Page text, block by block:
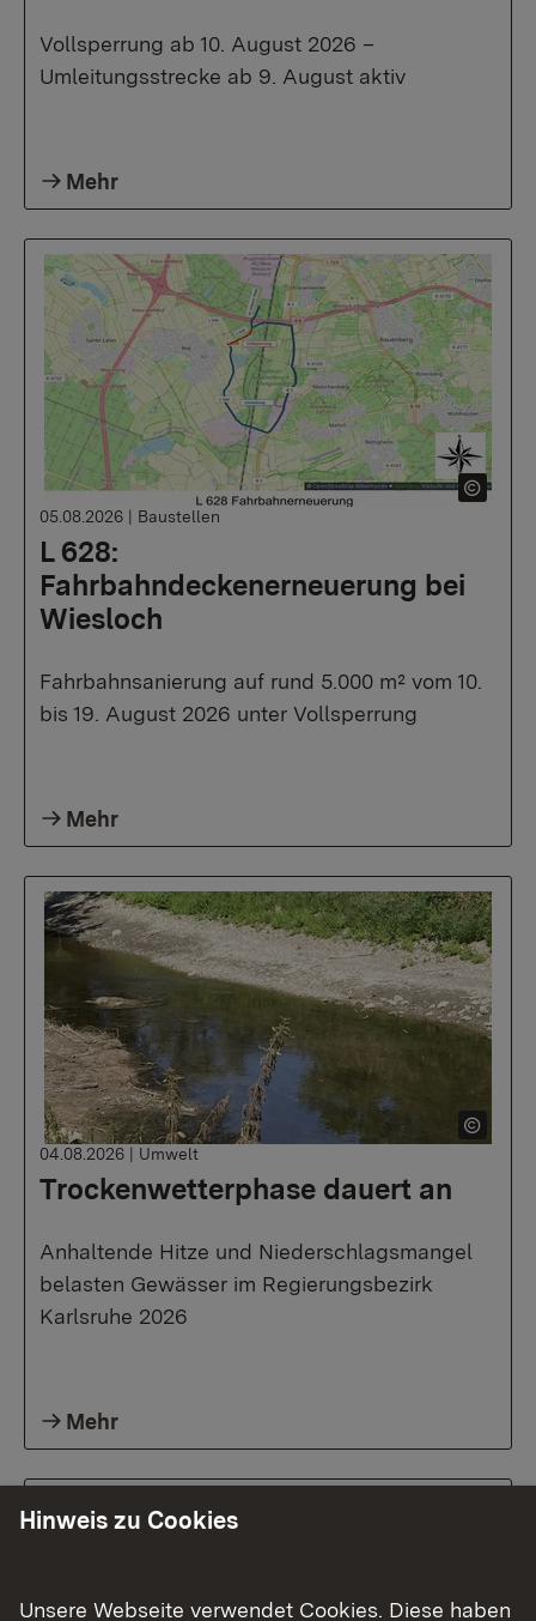
Vollsperrung ab 10. August 2026 –
Umleitungsstrecke ab 9. August aktiv
Mehr
L 628:
Fahrbahndeckenerneuerung bei
Wiesloch
05.08.2026 | Baustellen
Fahrbahnsanierung auf rund 5.000 m² vom 10.
bis 19. August 2026 unter Vollsperrung
Mehr
Trockenwetterphase dauert an
04.08.2026 | Umwelt
Anhaltende Hitze und Niederschlagsmangel
belasten Gewässer im Regierungsbezirk
Karlsruhe 2026
Mehr
Hinweis zu Cookies
Unsere Webseite verwendet Cookies. Diese haben